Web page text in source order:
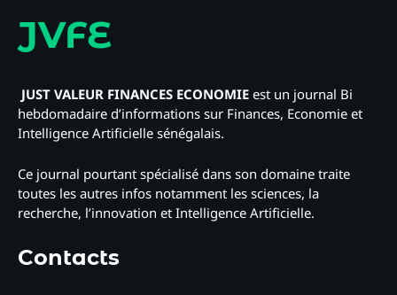
JVFE
JUST VALEUR FINANCES ECONOMIE est un journal Bi
hebdomadaire d’informations sur Finances, Economie et
Intelligence Artificielle sénégalais.
Ce journal pourtant spécialisé dans son domaine traite
toutes les autres infos notamment les sciences, la
recherche, l’innovation et Intelligence Artificielle.
Contacts